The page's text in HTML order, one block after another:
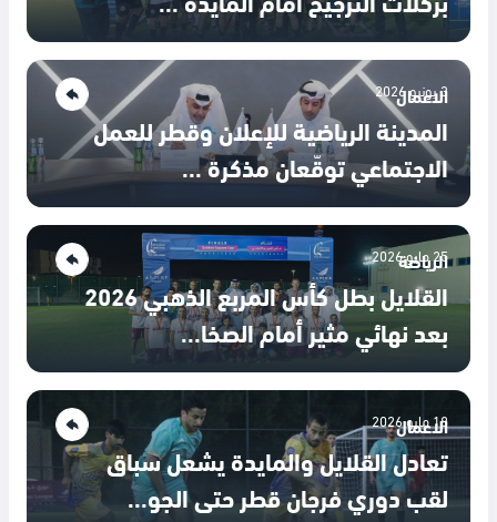
الاعمال
3 يونيو 2026
المدينة الرياضية للإعلان وقطر للعمل
الاجتماعي توقّعان مذكرة ...
الرياضة
25 مايو 2026
القلايل بطل كأس المربع الذهبي 2026
بعد نهائي مثير أمام الصخا...
الاعمال
18 مايو 2026
تعادل القلايل والمايدة يشعل سباق
لقب دوري فرجان قطر حتى الجو...